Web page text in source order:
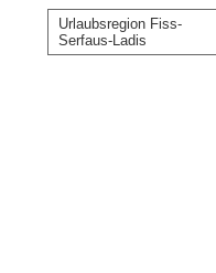
Urlaubsregion Fiss-
Serfaus-Ladis